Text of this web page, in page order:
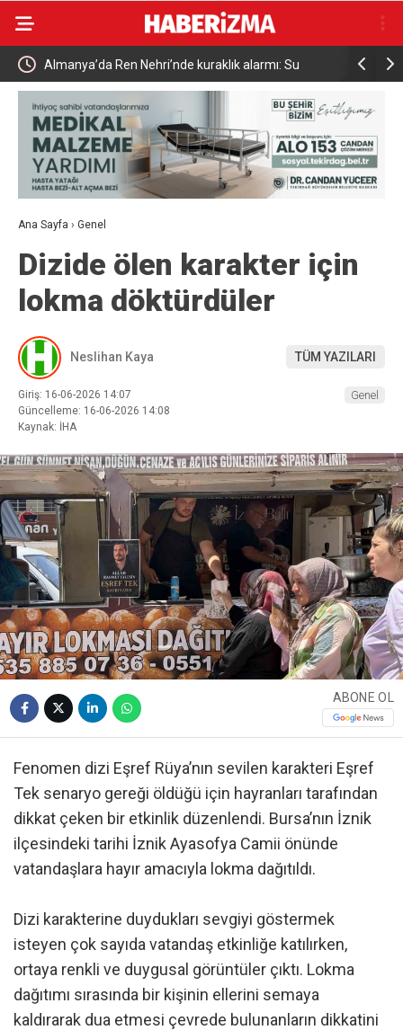
Uludağ’da çıkan orman yangını söndürüldü MGK 6
Güvenlik
Ana Sayfa › Genel
Dizide ölen karakter için
lokma döktürdüler
Neslihan Kaya TÜM YAZILARI
Giriş: 16-06-2026 14:07
Güncelleme: 16-06-2026 14:08
Kaynak: İHA
Genel
ABONE OL
Fenomen dizi Eşref Rüya’nın sevilen karakteri Eşref
Tek senaryo gereği öldüğü için hayranları tarafından
dikkat çeken bir etkinlik düzenlendi. Bursa’nın İznik
ilçesindeki tarihi İznik Ayasofya Camii önünde
vatandaşlara hayır amacıyla lokma dağıtıldı.
Dizi karakterine duydukları sevgiyi göstermek
isteyen çok sayıda vatandaş etkinliğe katılırken,
ortaya renkli ve duygusal görüntüler çıktı. Lokma
dağıtımı sırasında bir kişinin ellerini semaya
kaldırarak dua etmesi çevrede bulunanların dikkatini